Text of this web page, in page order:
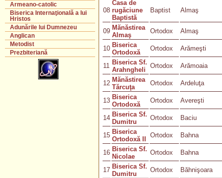
Armeano-catolic
Biserica Internaţională a lui
Hristos
Adunările lui Dumnezeu
Anglican
Metodist
Prezbiteriană
08
Casa de
rugăciune
Baptistă
Baptist Almaş
09 Mănăstirea
Almaş
Ortodox Almaş
10 Biserica
Ortodoxă
Ortodox Arămeşti
11 Biserica Sf.
Arahngheli
Ortodox Arămoaia
12 Mănăstirea
Tărcuţa
Ortodox Ardeluţa
13 Biserica
Ortodoxă
Ortodox Avereşti
14 Biserica Sf.
Dumitru
Ortodox Baciu
15 Biserica
Ortodoxă II
Ortodox Bahna
16 Biserica Sf.
Nicolae
Ortodox Bahna
17 Biserica Sf.
Dumitru
Ortodox Băhnişoara